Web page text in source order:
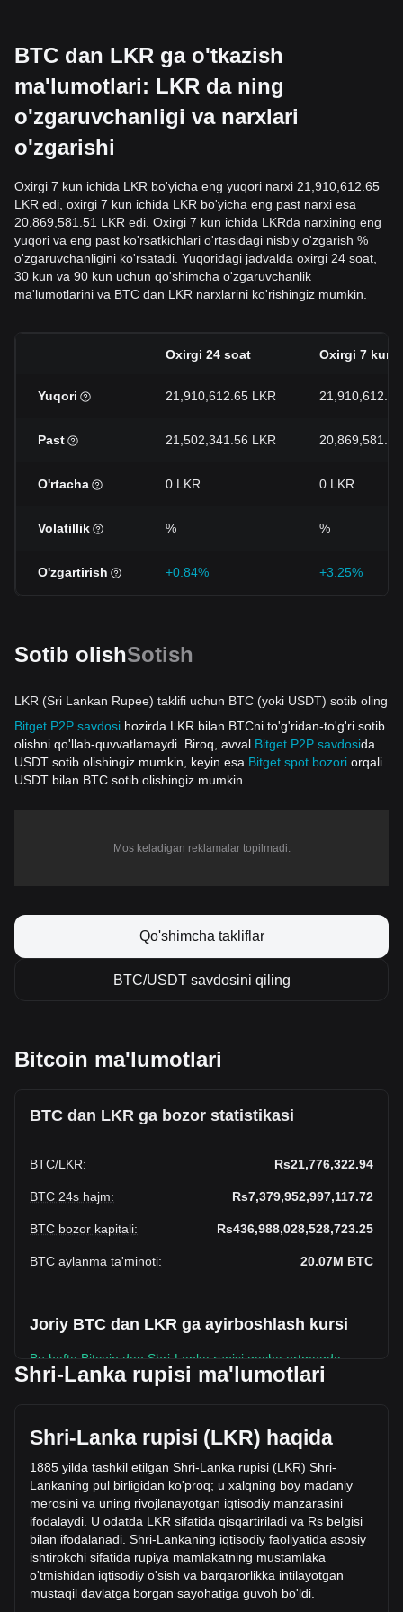
BTC dan LKR ga o'tkazish
ma'lumotlari: LKR da ning
o'zgaruvchanligi va narxlari
o'zgarishi
Oxirgi 7 kun ichida LKR bo'yicha eng yuqori narxi 21,910,612.65
LKR edi, oxirgi 7 kun ichida LKR bo'yicha eng past narxi esa
20,869,581.51 LKR edi. Oxirgi 7 kun ichida LKRda narxining eng
yuqori va eng past ko'rsatkichlari o'rtasidagi nisbiy o'zgarish %
o'zgaruvchanligini ko'rsatadi. Yuqoridagi jadvalda oxirgi 24 soat,
30 kun va 90 kun uchun qo'shimcha o'zgaruvchanlik
ma'lumotlarini va BTC dan LKR narxlarini ko'rishingiz mumkin.
Oxirgi 24 soat Oxirgi 7 kun
Yuqori 21,910,612.65 LKR
Past 21,502,341.56 LKR
O'rtacha 0 LKR 0 LKR
Volatillik % %
O'zgartirish +0.84% +3.25%
Sotib olishSotish
LKR (Sri Lankan Rupee) taklifi uchun BTC (yoki USDT) sotib oling
Bitget P2P savdosi hozirda LKR bilan BTCni to'g'ridan-to'g'ri sotib
olishni qo'llab-quvvatlamaydi. Biroq, avval Bitget P2P savdosida
USDT sotib olishingiz mumkin, keyin esa Bitget spot bozori orqali
USDT bilan BTC sotib olishingiz mumkin.
Mos keladigan reklamalar topilmadi.
Qo'shimcha takliflar
BTC/USDT savdosini qiling
Bitcoin ma'lumotlari
BTC dan LKR ga bozor statistikasi
BTC/LKR: Rs21,776,322.94
BTC 24s hajm: Rs7,379,952,997,117.72
BTC bozor kapitali: Rs436,988,028,528,723.25
BTC aylanma ta'minoti: 20.07M BTC
Joriy BTC dan LKR ga ayirboshlash kursi
Bu hafta Bitcoin dan Shri-Lanka rupisi gacha ortmoqda.
Bitcoin ning joriy narxi - BTC uchun Rs21,776,322.94.
bozor kapitali Rs436,988,028,528,723.25 LKR ekanligini
bildiradi. Soʻnggi 24 soat ichida sotilgan Bitcoin miqdori
Rs963,372,554,494.56 LKR ga oʻzgardi, bu +15.01%.
Bundan tashqari, oxirgi kunda Rs6,416,580,442,623.16
qiymatida BTC sotildi.
Bitgetda Bitcoin haqida batafsil ma'lumot
Bitcoin narxi
Bitcoin narx bashorati
Shri-Lanka rupisi ma'lumotlari
Shri-Lanka rupisi (LKR) haqida
1885 yilda tashkil etilgan Shri-Lanka rupisi (LKR) Shri-
Lankaning pul birligidan ko'proq; u xalqning boy madaniy
merosini va uning rivojlanayotgan iqtisodiy manzarasini
ifodalaydi. U odatda LKR sifatida qisqartiriladi va Rs belgisi
bilan ifodalanadi. Shri-Lankaning iqtisodiy faoliyatida asosiy
ishtirokchi sifatida rupiya mamlakatning mustamlaka
o'tmishidan iqtisodiy o'sish va barqarorlikka intilayotgan
mustaqil davlatga borgan sayohatiga guvoh bo'ldi.